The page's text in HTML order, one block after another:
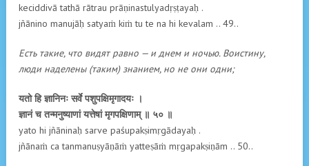
keciddivā tathā rātrau prāṇinastulyadṛṣṭayaḥ .
jñānino manujāḥ satyaṁ kiṁ tu te na hi kevalam .. 49..
Есть такие, что видят равно — и днем и ночью. Воистину,
люди наделены (таким) знанием, но не они одни;
यतो हि ज्ञानिनः सर्वे पशुपक्षिमृगादयः ।
ज्ञानं च तन्मनुष्याणां यत्तेषां मृगपक्षिणाम् ॥ ५० ॥
yato hi jñāninaḥ sarve paśupakṣimṛgādayaḥ .
jñānaṁ ca tanmanuṣyāṇāṁ yatteṣāṁ mṛgapakṣiṇām .. 50..